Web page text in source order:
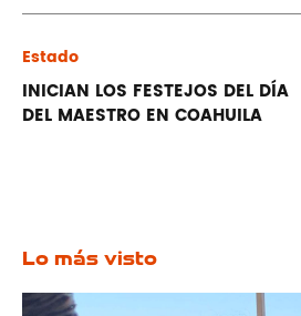
Estado
INICIAN LOS FESTEJOS DEL DÍA
DEL MAESTRO EN COAHUILA
Lo más visto